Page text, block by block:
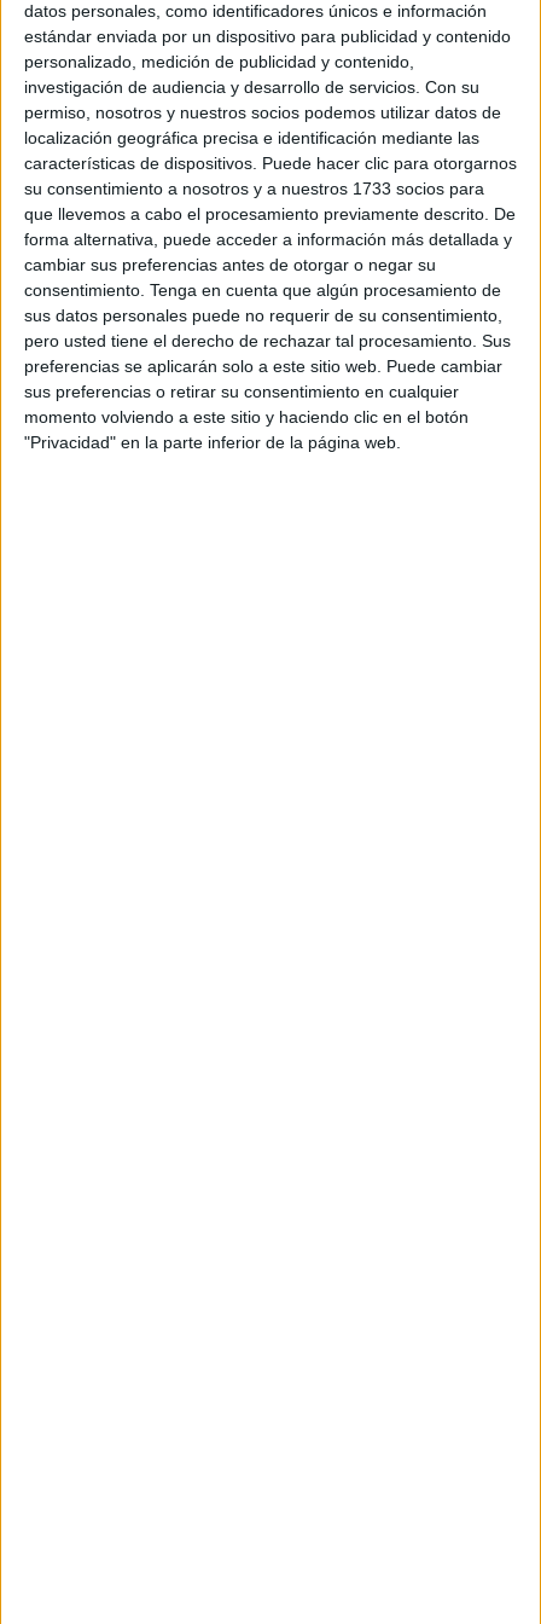
datos personales, como identificadores únicos e información
estándar enviada por un dispositivo para publicidad y contenido
personalizado, medición de publicidad y contenido,
investigación de audiencia y desarrollo de servicios. Con su
permiso, nosotros y nuestros socios podemos utilizar datos de
localización geográfica precisa e identificación mediante las
características de dispositivos. Puede hacer clic para otorgarnos
su consentimiento a nosotros y a nuestros 1733 socios para
que llevemos a cabo el procesamiento previamente descrito. De
forma alternativa, puede acceder a información más detallada y
cambiar sus preferencias antes de otorgar o negar su
consentimiento. Tenga en cuenta que algún procesamiento de
sus datos personales puede no requerir de su consentimiento,
pero usted tiene el derecho de rechazar tal procesamiento. Sus
preferencias se aplicarán solo a este sitio web. Puede cambiar
sus preferencias o retirar su consentimiento en cualquier
momento volviendo a este sitio y haciendo clic en el botón
"Privacidad" en la parte inferior de la página web.
oficial en el palacio autonómico por parte del presidente
Vivas y la titular de Cultura. En la antesala del salón de
actos el artista portugués Carlos Santos Marques ofreció la
primera de las demostraciones y hoy impartirá una de las
cuatro clases magistrales en el auditorio municipal.
Durante la jornada de hoy, las Murallas Reales y la plaza
de África serán algunos de los escenarios que los
acuarelistas visitarán para buscar su inspiración en los
trabajos que los asistentes realizarán durante estas
jornadas. Además, los mejores trabajos podrán concursar
en el certamen, cuyos premios se entregarán el lunes por
la tarde a modo de clausura del Encuentro.